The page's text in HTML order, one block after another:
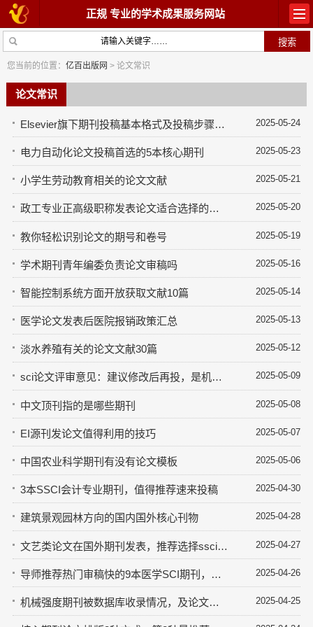
正规 专业的学术成果服务网站
参与出版 出版常识
在线咨询 关于我们
您当前的位置： 亿百出版网 > 论文常识
论文常识
2025-05-24
Elsevier旗下期刊投稿基本格式及投稿步骤解读
2025-05-23
电力自动化论文投稿首选的5本核心期刊
2025-05-21
小学生劳动教育相关的论文文献
2025-05-20
政工专业正高级职称发表论文适合选择的期刊
2025-05-19
教你轻松识别论文的期号和卷号
2025-05-16
学术期刊青年编委负责论文审稿吗
2025-05-14
智能控制系统方面开放获取文献10篇
2025-05-13
医学论文发表后医院报销政策汇总
2025-05-12
淡水养殖有关的论文文献30篇
2025-05-09
sci论文评审意见：建议修改后再投，是机会还是婉拒
2025-05-08
中文顶刊指的是哪些期刊
2025-05-07
EI源刊发论文值得利用的技巧
2025-05-06
中国农业科学期刊有没有论文模板
2025-04-30
3本SSCI会计专业期刊，值得推荐速来投稿
2025-04-28
建筑景观园林方向的国内国外核心刊物
2025-04-27
文艺类论文在国外期刊发表，推荐选择ssci收录期刊
2025-04-26
导师推荐热门审稿快的9本医学SCI期刊，投稿好中
2025-04-25
机械强度期刊被数据库收录情况，及论文模板分享